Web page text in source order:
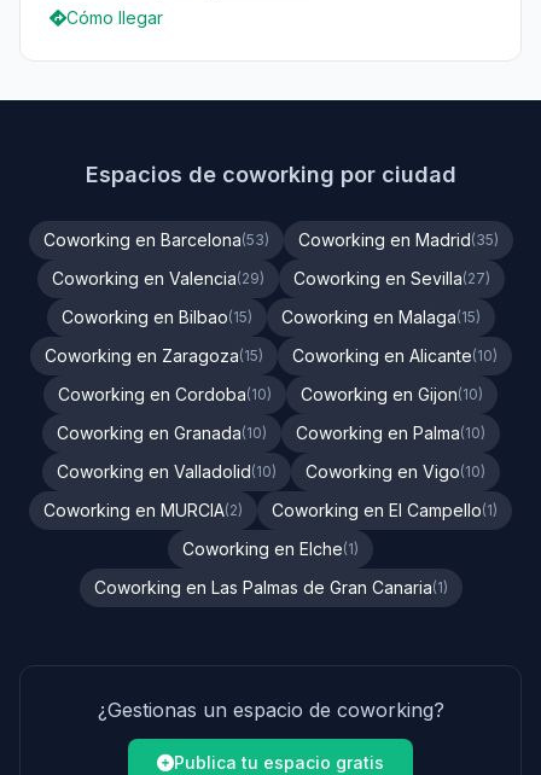
Cómo llegar
Espacios de coworking por ciudad
Coworking en Barcelona(53) Coworking en Madrid(35)
Coworking en Valencia(29) Coworking en Sevilla(27)
Coworking en Bilbao(15) Coworking en Malaga(15)
Coworking en Zaragoza(15) Coworking en Alicante(10)
Coworking en Cordoba(10) Coworking en Gijon(10)
Coworking en Granada(10) Coworking en Palma(10)
Coworking en Valladolid(10) Coworking en Vigo(10)
Coworking en MURCIA(2) Coworking en El Campello(1)
Coworking en Elche(1)
Coworking en Las Palmas de Gran Canaria(1)
¿Gestionas un espacio de coworking?
Publica tu espacio gratis